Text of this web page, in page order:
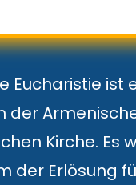
Eucharistie ist
der
Kirche. Es
der Erlösung